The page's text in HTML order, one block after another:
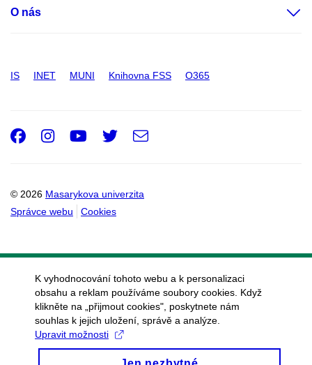
O nás
IS INET MUNI Knihovna FSS O365
© 2026 Masarykova univerzita
Správce webu
Cookies
Facebook
Instagram
Youtube
Twitter
e-
K vyhodnocování tohoto webu a k personalizaci
obsahu a reklam používáme soubory cookies. Když
klikněte na „přijmout cookies", poskytnete nám
souhlas k jejich uložení, správě a analýze.
Upravit možnosti